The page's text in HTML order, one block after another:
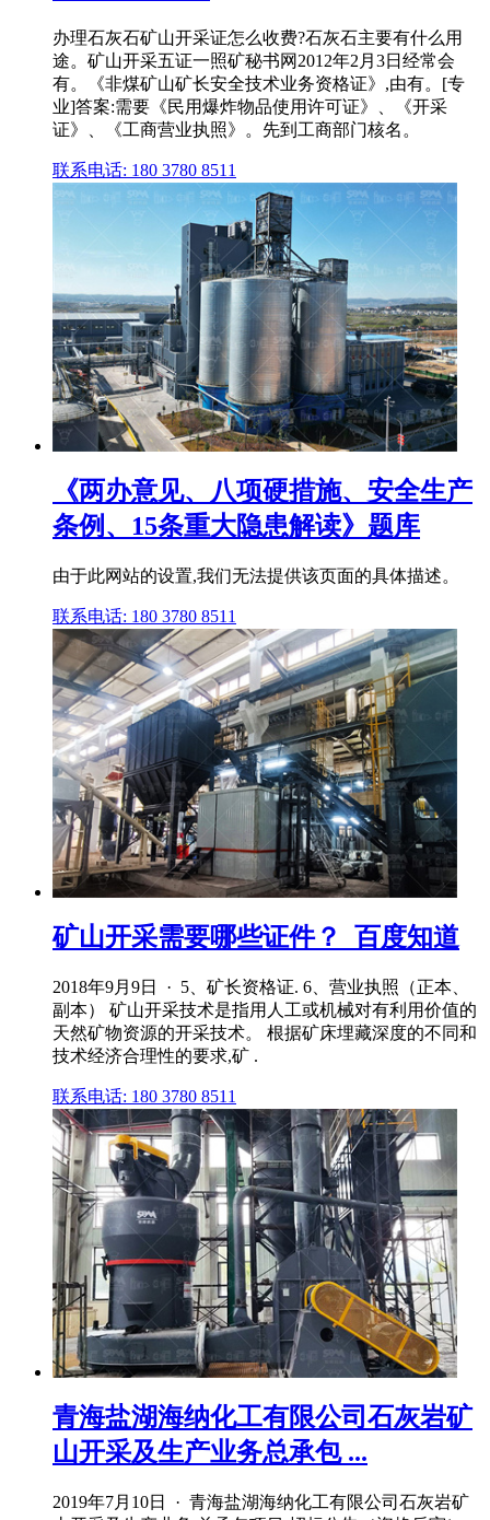
办理石灰石矿山开采证怎么收费?石灰石主要有什么用
途。矿山开采五证一照矿秘书网2012年2月3日经常会
有。《非煤矿山矿长安全技术业务资格证》,由有。[专
业]答案:需要《民用爆炸物品使用许可证》、《开采
证》、《工商营业执照》。先到工商部门核名。
联系电话: 180 3780 8511
《两办意见、八项硬措施、安全生产
条例、15条重大隐患解读》题库
由于此网站的设置,我们无法提供该页面的具体描述。
联系电话: 180 3780 8511
矿山开采需要哪些证件？_百度知道
2018年9月9日 · 5、矿长资格证. 6、营业执照（正本、
副本） 矿山开采技术是指用人工或机械对有利用价值的
天然矿物资源的开采技术。 根据矿床埋藏深度的不同和
技术经济合理性的要求,矿 .
联系电话: 180 3780 8511
青海盐湖海纳化工有限公司石灰岩矿
山开采及生产业务总承包 ...
2019年7月10日 · 青海盐湖海纳化工有限公司石灰岩矿